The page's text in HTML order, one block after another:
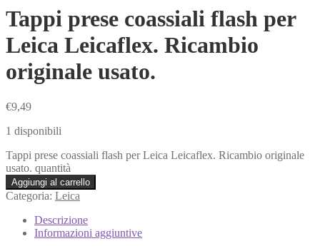
Tappi prese coassiali flash per
Leica Leicaflex. Ricambio
originale usato.
€9,49
1 disponibili
Tappi prese coassiali flash per Leica Leicaflex. Ricambio originale
usato. quantità
Aggiungi al carrello
Categoria: Leica
Descrizione
Informazioni aggiuntive